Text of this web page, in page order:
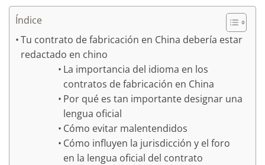
Índice
Tu contrato de fabricación en China debería estar
redactado en chino
La importancia del idioma en los
contratos de fabricación en China
Por qué es tan importante designar una
lengua oficial
Cómo evitar malentendidos
Cómo influyen la jurisdicción y el foro
en la lengua oficial del contrato